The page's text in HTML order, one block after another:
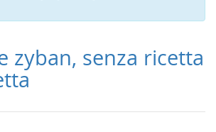
zyban, senza ricetta